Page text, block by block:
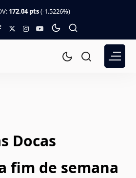
172.04 pts(-1.5226%)
Docas
fim de semana